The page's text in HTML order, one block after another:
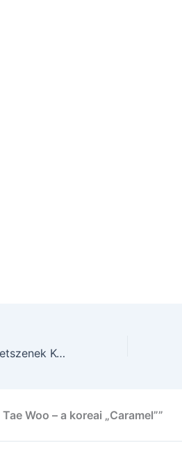
Dolgok amik nagyon tetszenek Koreában
Woo – a koreai „Caramel””